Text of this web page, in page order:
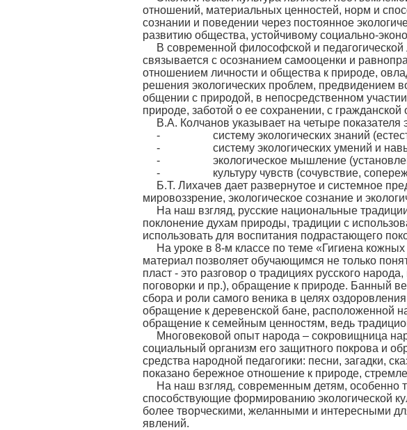
отношений, материальных ценностей, норм и
сознании и поведении через постоянное
развитию общества, устойчивому социально-
В современной философской и педагогической
связывается с осознанием самооценки и
отношением личности и общества к природе,
решения экологических проблем, предвидением
общении с природой, в непосредственном
природе, заботой о ее сохранении, с гражданской
В.А. Колчанов указывает на четыре показателя
- систему экологических знаний
- систему экологических умений и
- экологическое мышление (установление
- культуру чувств (сочувствие,
Б.Т. Лихачев дает развернутое и системное
мировоззрение, экологическое сознание и
На наш взгляд, русские национальные
поклонение духам природы, традиции с
использовать для воспитания подрастающего
На уроке в 8-м классе по теме «Гигиена
материал позволяет обучающимся не только
пласт - это разговор о традициях русского
поговорки и пр.), обращение к природе. Банный
сбора и роли самого веника в целях
обращение к деревенской бане, расположенной
обращение к семейным ценностям, ведь
Многовековой опыт народа – сокровищница
социальный организм его защитного покрова и
средства народной педагогики: песни, загадки,
показано бережное отношение к природе,
На наш взгляд, современным детям, особенно
способствующие формированию экологической
более творческими, желанными и интересными
явлений.